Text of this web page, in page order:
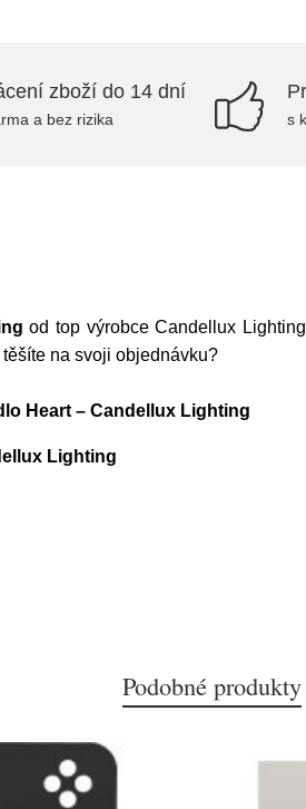
zboží do 14 dní
a bez rizika s
od top výrobceCandellux Lighting
na svoji objednávku?
Heart – Candellux Lighting
Lighting
Podobné produkty